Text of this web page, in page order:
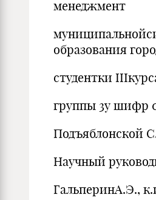
менеджмент
образования
студентки
группы 3у шифр
Подъяблонской
Научный
ГальперинА.Э.,